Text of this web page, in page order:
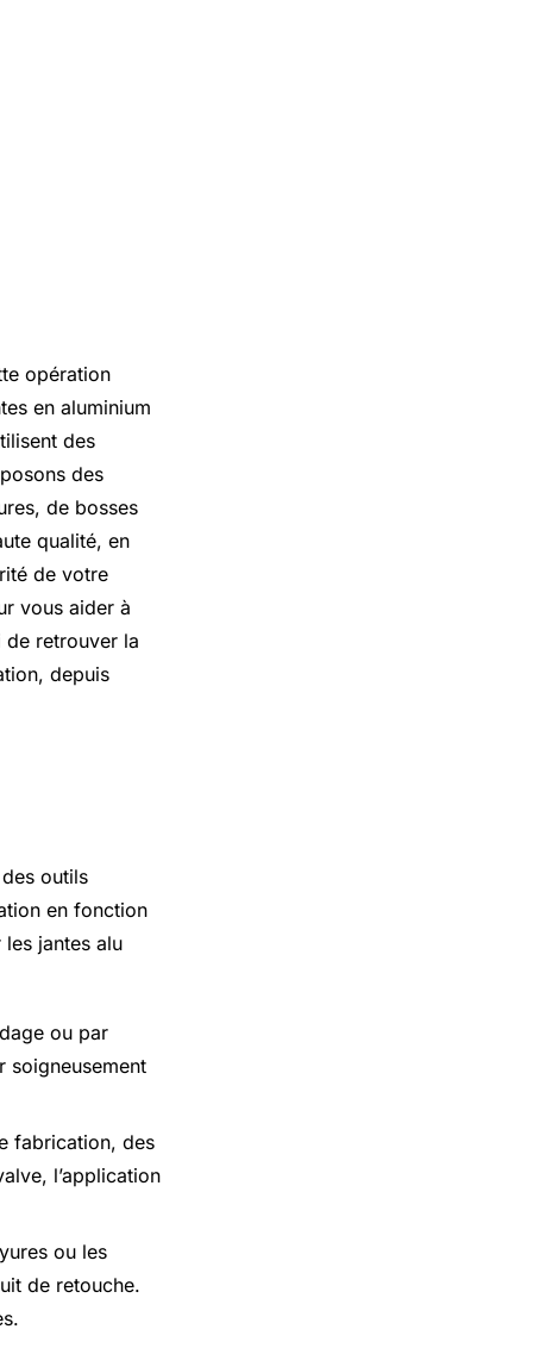
opération
en aluminium
des
des
de bosses
qualité, en
de votre
vous aider à
de retrouver la
depuis
outils
en fonction
jantes alu
ou par
soigneusement
fabrication, des
l’application
ou les
de retouche.